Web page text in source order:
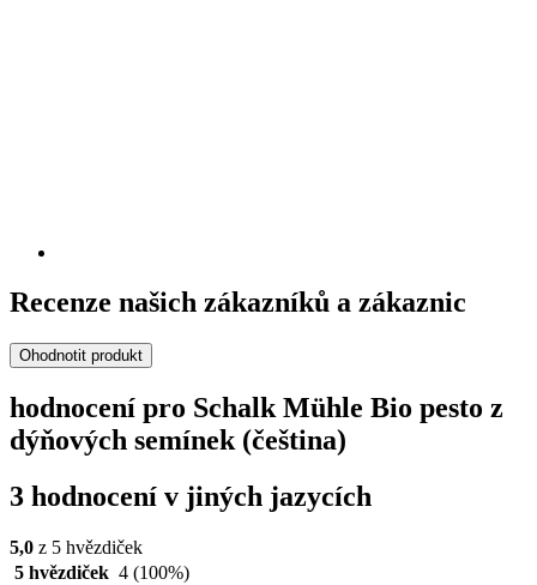
Recenze našich zákazníků a zákaznic
Ohodnotit produkt
hodnocení pro Schalk Mühle Bio pesto z
dýňových semínek (čeština)
3 hodnocení v jiných jazycích
5,0 z 5 hvězdiček
5 hvězdiček 4 (100%)